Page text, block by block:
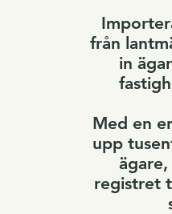
från
in
Med en
upp
registret